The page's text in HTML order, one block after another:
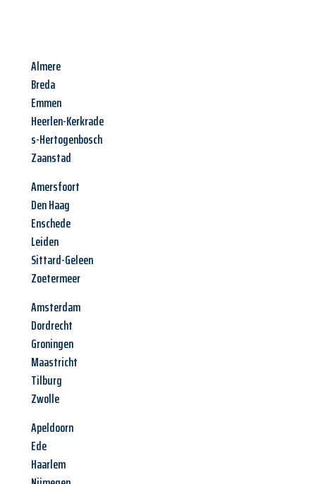
Almere
Breda
Emmen
Heerlen-Kerkrade
s-Hertogenbosch
Zaanstad
Amersfoort
Den Haag
Enschede
Leiden
Sittard-Geleen
Zoetermeer
Amsterdam
Dordrecht
Groningen
Maastricht
Tilburg
Zwolle
Apeldoorn
Ede
Haarlem